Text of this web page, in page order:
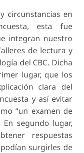
circunstancias en
esta fue
integran nuestro
de lectura y
del CBC. Dicha
lugar, que los
clara del
y así evitar
“un examen de
En segundo lugar,
respuestas
surgirles de